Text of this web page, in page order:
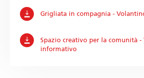
Grigliata in compagnia -
Spazio creativo per la comunità
informativo